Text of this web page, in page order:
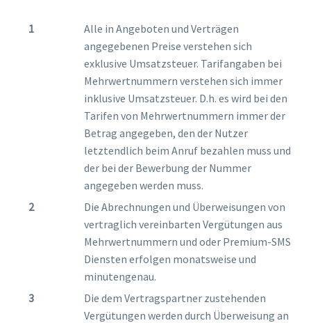
Alle in Angeboten und Verträgen
angegebenen Preise verstehen sich
exklusive Umsatzsteuer. Tarifangaben bei
Mehrwertnummern verstehen sich immer
inklusive Umsatzsteuer. D.h. es wird bei den
Tarifen von Mehrwertnummern immer der
Betrag angegeben, den der Nutzer
letztendlich beim Anruf bezahlen muss und
der bei der Bewerbung der Nummer
angegeben werden muss.
Die Abrechnungen und Überweisungen von
vertraglich vereinbarten Vergütungen aus
Mehrwertnummern und oder Premium-SMS
Diensten erfolgen monatsweise und
minutengenau.
Die dem Vertragspartner zustehenden
Vergütungen werden durch Überweisung an